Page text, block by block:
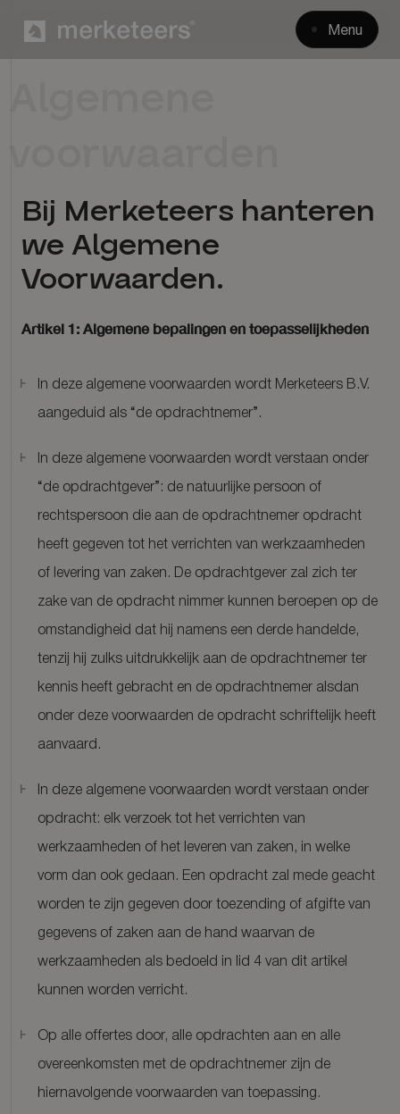
Menu
Bij Merketeers hanteren
we Algemene
Voorwaarden.
Artikel 1: Algemene bepalingen en toepasselijkheden
In deze algemene voorwaarden wordt Merketeers B.V.
aangeduid als “de opdrachtnemer”.
In deze algemene voorwaarden wordt verstaan onder
“de opdrachtgever”: de natuurlijke persoon of
rechtspersoon die aan de opdrachtnemer opdracht
heeft gegeven tot het verrichten van werkzaamheden
of levering van zaken. De opdrachtgever zal zich ter
zake van de opdracht nimmer kunnen beroepen op de
omstandigheid dat hij namens een derde handelde,
tenzij hij zulks uitdrukkelijk aan de opdrachtnemer ter
kennis heeft gebracht en de opdrachtnemer alsdan
onder deze voorwaarden de opdracht schriftelijk heeft
aanvaard.
In deze algemene voorwaarden wordt verstaan onder
opdracht: elk verzoek tot het verrichten van
werkzaamheden of het leveren van zaken, in welke
vorm dan ook gedaan. Een opdracht zal mede geacht
worden te zijn gegeven door toezending of afgifte van
gegevens of zaken aan de hand waarvan de
werkzaamheden als bedoeld in lid 4 van dit artikel
kunnen worden verricht.
Op alle offertes door, alle opdrachten aan en alle
overeenkomsten met de opdrachtnemer zijn de
hiernavolgende voorwaarden van toepassing.